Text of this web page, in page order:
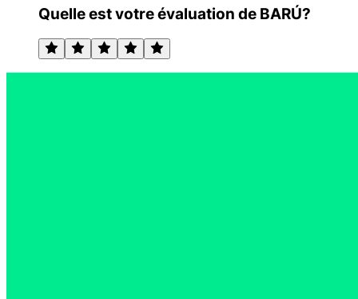
Quelle est votre évaluation de BARÚ?